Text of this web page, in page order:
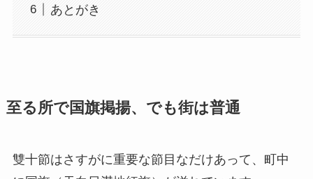
あとがき
至る所で国旗掲揚、でも街は普通
雙十節はさすがに重要な節目なだけあって、町中